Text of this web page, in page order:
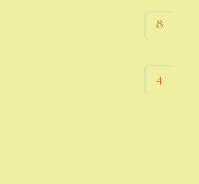
8
4